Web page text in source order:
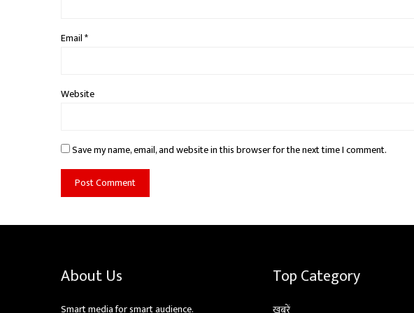
Email*
Website
Save my name, email, and website in this browser for the next time I comment.
About Us
Smart media for smart audience.
Top Category